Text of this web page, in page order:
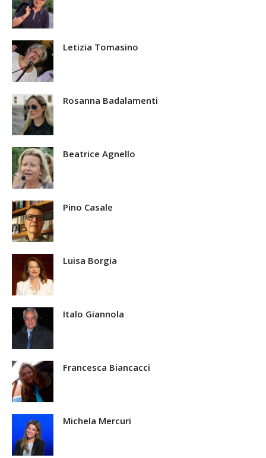
Letizia Tomasino
Rosanna Badalamenti
Beatrice Agnello
Pino Casale
Luisa Borgia
Italo Giannola
Francesca Biancacci
Michela Mercuri